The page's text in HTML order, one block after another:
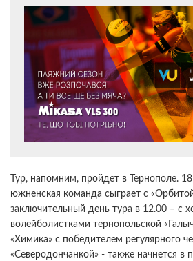
Тур, напомним, пройдет в Тернополе.
южненская команда сыграет с
заключительный день тура в 12.00 – с
волейболистками тернопольской
«Химика» с победителем регулярного
«Северодончанкой» - также начнется в